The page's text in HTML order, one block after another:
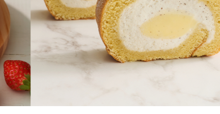
たベ
イク
ドチ
のマ
スカ
ルポ
ーネ
と北
海道
産生
ーム